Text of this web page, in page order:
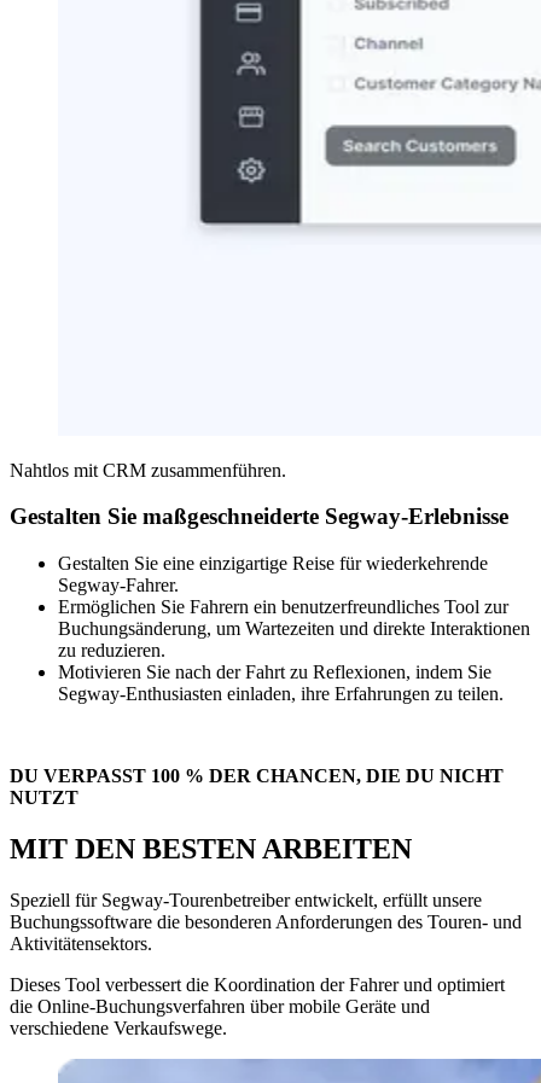
Nahtlos mit CRM zusammenführen.
Gestalten Sie maßgeschneiderte Segway-Erlebnisse
Gestalten Sie eine einzigartige Reise für wiederkehrende
Segway-Fahrer.
Ermöglichen Sie Fahrern ein benutzerfreundliches Tool zur
Buchungsänderung, um Wartezeiten und direkte Interaktionen
zu reduzieren.
Motivieren Sie nach der Fahrt zu Reflexionen, indem Sie
Segway-Enthusiasten einladen, ihre Erfahrungen zu teilen.
DU VERPASST 100 % DER CHANCEN, DIE DU NICHT
NUTZT
MIT DEN BESTEN ARBEITEN
Speziell für Segway-Tourenbetreiber entwickelt, erfüllt unsere
Buchungssoftware die besonderen Anforderungen des Touren- und
Aktivitätensektors.
Dieses Tool verbessert die Koordination der Fahrer und optimiert
die Online-Buchungsverfahren über mobile Geräte und
verschiedene Verkaufswege.